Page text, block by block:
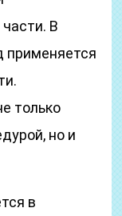
В
применяется
только
но и
в